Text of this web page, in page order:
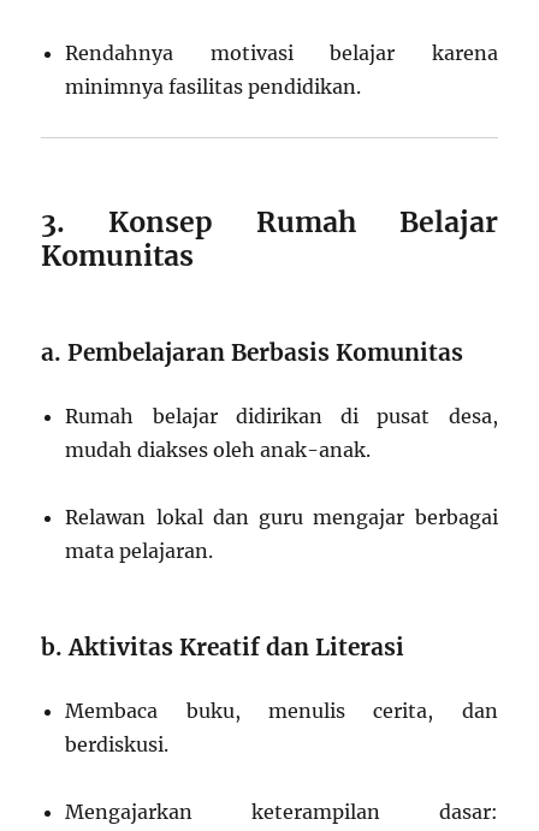
Rendahnya motivasi belajar karena
minimnya fasilitas pendidikan.
3. Konsep Rumah Belajar
Komunitas
a. Pembelajaran Berbasis Komunitas
Rumah belajar didirikan di pusat desa,
mudah diakses oleh anak-anak.
Relawan lokal dan guru mengajar berbagai
mata pelajaran.
b. Aktivitas Kreatif dan Literasi
Membaca buku, menulis cerita, dan
berdiskusi.
Mengajarkan keterampilan dasar: